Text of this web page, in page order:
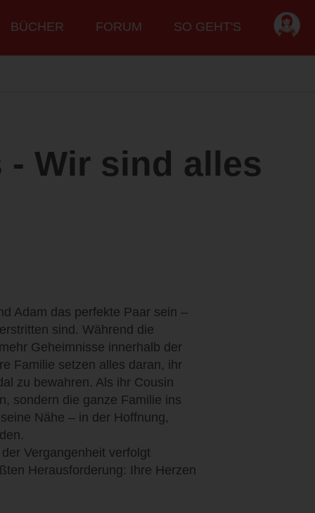
BÜCHER FORUM SO GEHT'S
Wir sind alles
Adam das perfekte Paar sein –
sind. Während die
Geheimnisse innerhalb der
Familie setzen alles daran, ihr
zu bewahren. Als ihr Cousin
sondern die ganze Familie ins
Nähe – in der Hoffnung,
Vergangenheit verfolgt
Herausforderung: Ihre Herzen